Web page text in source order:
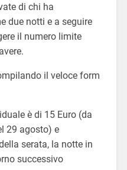
di chi ha
due notti e a seguire
il numero limite
il veloce form
è di 15 Euro (da
29 agosto) e
serata, la notte in
successivo